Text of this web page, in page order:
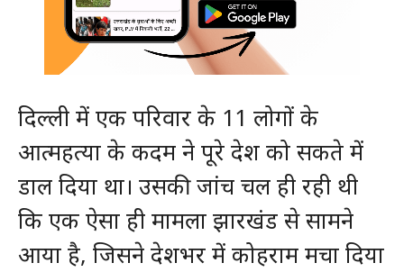
दिल्ली में एक परिवार के 11 लोगों के
आत्महत्या के कदम ने पूरे देश को सकते में
डाल दिया था। उसकी जांच चल ही रही थी
कि एक ऐसा ही मामला झारखंड से सामने
आया है, जिसने देशभर में कोहराम मचा दिया